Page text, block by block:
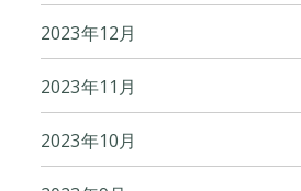
2023年12月
2023年11月
2023年10月